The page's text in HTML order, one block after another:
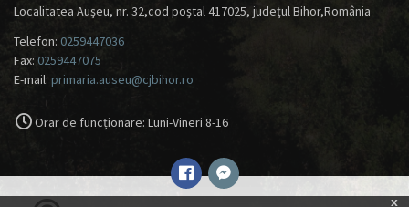
x
Localitatea Aușeu, nr. 32,cod poștal 417025, județul Bihor,România
Telefon: 0259447036
Fax: 0259447075
E-mail: primaria.auseu@cjbihor.ro
Orar de funcționare: Luni-Vineri 8-16